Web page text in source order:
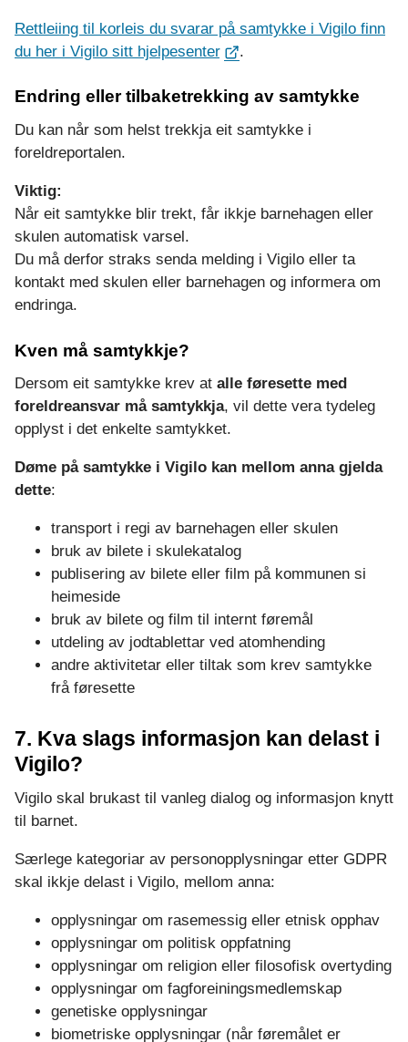
Rettleiing til korleis du svarar på samtykke i Vigilo finn
du her i Vigilo sitt hjelpesenter
.
Endring eller tilbaketrekking av samtykke
Du kan når som helst trekkja eit samtykke i
foreldreportalen.
Viktig:
Når eit samtykke blir trekt, får ikkje barnehagen eller
skulen automatisk varsel.
Du må derfor straks senda melding i Vigilo eller ta
kontakt med skulen eller barnehagen og informera om
endringa.
Kven må samtykkje?
Dersom eit samtykke krev at alle føresette med
foreldreansvar må samtykkja, vil dette vera tydeleg
opplyst i det enkelte samtykket.
Døme på samtykke i Vigilo kan mellom anna gjelda
dette:
transport i regi av barnehagen eller skulen
bruk av bilete i skulekatalog
publisering av bilete eller film på kommunen si
heimeside
bruk av bilete og film til internt føremål
utdeling av jodtablettar ved atomhending
andre aktivitetar eller tiltak som krev samtykke
frå føresette
7. Kva slags informasjon kan delast i
Vigilo?
Vigilo skal brukast til vanleg dialog og informasjon knytt
til barnet.
Særlege kategoriar av personopplysningar etter GDPR
skal ikkje delast i Vigilo, mellom anna:
opplysningar om rasemessig eller etnisk opphav
opplysningar om politisk oppfatning
opplysningar om religion eller filosofisk overtyding
opplysningar om fagforeiningsmedlemskap
genetiske opplysningar
biometriske opplysningar (når føremålet er